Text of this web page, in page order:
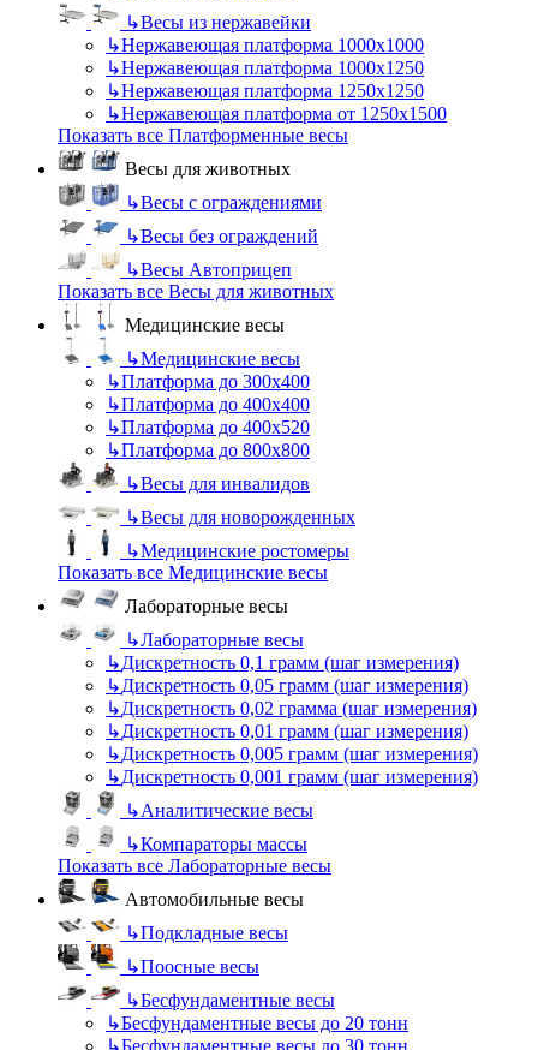
↳Весы из нержавейки
↳Нержавеющая платформа 1000х1000
↳Нержавеющая платформа 1000х1250
↳Нержавеющая платформа 1250х1250
↳Нержавеющая платформа от 1250х1500
Показать все Платформенные весы
Весы для животных
↳Весы с ограждениями
↳Весы без ограждений
↳Весы Автоприцеп
Показать все Весы для животных
Медицинские весы
↳Медицинские весы
↳Платформа до 300х400
↳Платформа до 400х400
↳Платформа до 400х520
↳Платформа до 800х800
↳Весы для инвалидов
↳Весы для новорожденных
↳Медицинские ростомеры
Показать все Медицинские весы
Лабораторные весы
↳Лабораторные весы
↳Дискретность 0,1 грамм (шаг измерения)
↳Дискретность 0,05 грамм (шаг измерения)
↳Дискретность 0,02 грамма (шаг измерения)
↳Дискретность 0,01 грамм (шаг измерения)
↳Дискретность 0,005 грамм (шаг измерения)
↳Дискретность 0,001 грамм (шаг измерения)
↳Аналитические весы
↳Компараторы массы
Показать все Лабораторные весы
Автомобильные весы
↳Подкладные весы
↳Поосные весы
↳Бесфундаментные весы
↳Бесфундаментные весы до 20 тонн
↳Бесфундаментные весы до 30 тонн